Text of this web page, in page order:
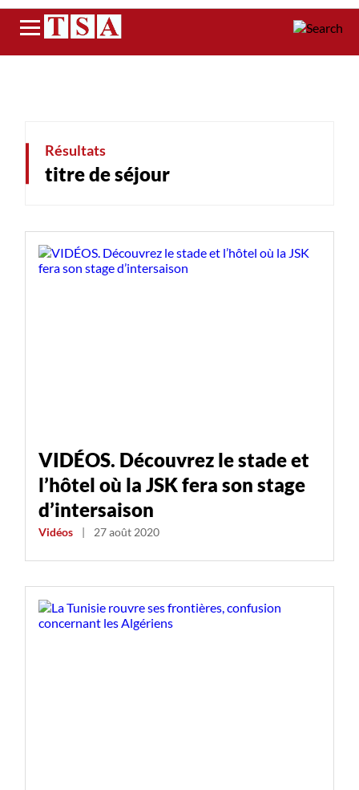
Menu
Résultats
titre de séjour
VIDÉOS. Découvrez le stade et
l’hôtel où la JSK fera son stage
d’intersaison
Vidéos | 27 août 2020